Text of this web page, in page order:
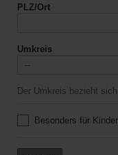
PLZ/Ort
Umkreis
Der Umkreis bezieht
Besonders für